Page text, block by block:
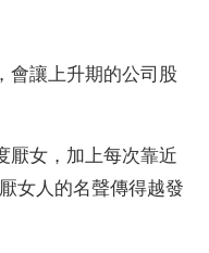
女人的名聲傳得越發